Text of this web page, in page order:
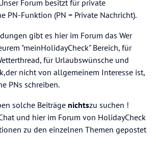
Forum besitzt für private
PN-Funktion (PN = Private Nachricht).
gibt es hier im Forum das Wer
"meinHolidayCheck" Bereich, für
für Urlaubswünsche und
nicht von allgemeinem Interesse ist,
PNs schreiben.
solche Beiträge nichtszu suchen !
und hier im Forum von HolidayCheck
zu den einzelnen Themen gepostet